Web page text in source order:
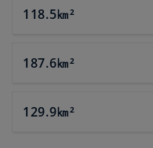
118.5㎞²
187.6㎞²
129.9㎞²